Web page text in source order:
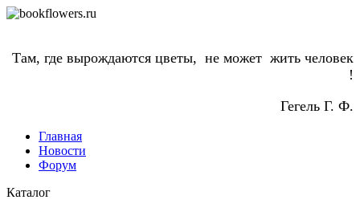
Там, где вырождаются цветы, не может жить человек
!
Гегель Г. Ф.
Главная
Новости
Форум
Каталог